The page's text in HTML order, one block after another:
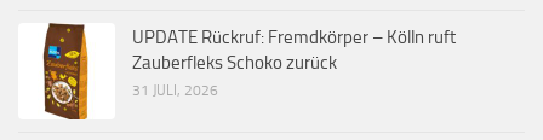
UPDATE Rückruf: Fremdkörper – Kölln ruft
Zauberfleks Schoko zurück
31 JULI, 2026